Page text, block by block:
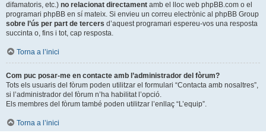
difamatoris, etc.) no relacionat directament amb el lloc web phpBB.com o el
programari phpBB en sí mateix. Si envieu un correu electrònic al phpBB Group
sobre l’ús per part de tercers d’aquest programari espereu-vos una resposta
succinta o, fins i tot, cap resposta.
Torna a l’inici
Com puc posar-me en contacte amb l’administrador del fòrum?
Tots els usuaris del fòrum poden utilitzar el formulari “Contacta amb nosaltres”,
si l’administrador del fòrum n’ha habilitat l’opció.
Els membres del fòrum també poden utilitzar l’enllaç “L’equip”.
Torna a l’inici